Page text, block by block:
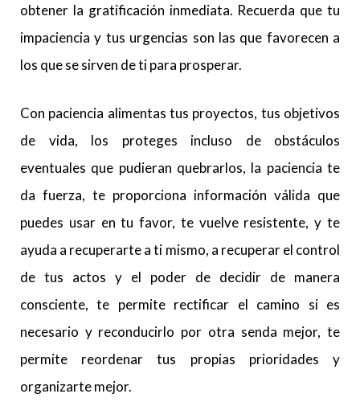
obtener la gratificación inmediata. Recuerda que tu
impaciencia y tus urgencias son las que favorecen a
los que se sirven de ti para prosperar.
Con paciencia alimentas tus proyectos, tus objetivos
de vida, los proteges incluso de obstáculos
eventuales que pudieran quebrarlos, la paciencia te
da fuerza, te proporciona información válida que
puedes usar en tu favor, te vuelve resistente, y te
ayuda a recuperarte a ti mismo, a recuperar el control
de tus actos y el poder de decidir de manera
consciente, te permite rectificar el camino si es
necesario y reconducirlo por otra senda mejor, te
permite reordenar tus propias prioridades y
organizarte mejor.